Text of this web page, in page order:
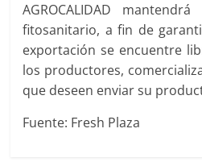
AGROCALIDAD
fitosanitario, a fin de
exportación se encuentre
los productores,
que deseen enviar su
Fuente: Fresh Plaza